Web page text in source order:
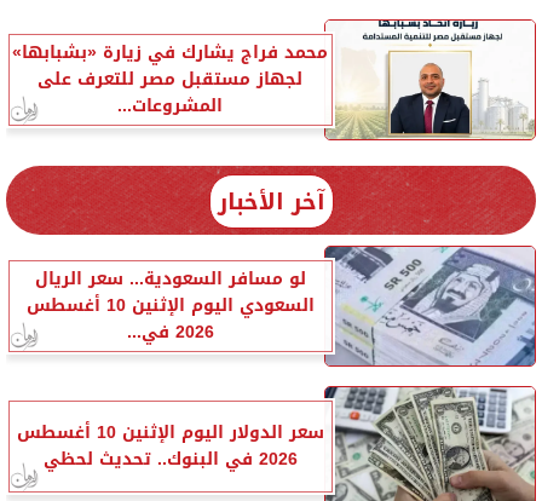
محمد فراج يشارك في زيارة «بشبابها»
لجهاز مستقبل مصر للتعرف على
المشروعات...
آخر الأخبار
لو مسافر السعودية... سعر الريال
السعودي اليوم الإثنين 10 أغسطس
2026 في...
سعر الدولار اليوم الإثنين 10 أغسطس
2026 في البنوك.. تحديث لحظي